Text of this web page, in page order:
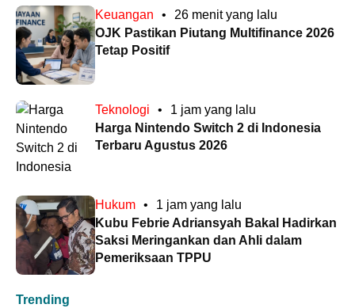
Keuangan •
26 menit yang lalu
OJK Pastikan Piutang Multifinance 2026
Tetap Positif
Teknologi •
1 jam yang lalu
Harga Nintendo Switch 2 di Indonesia
Terbaru Agustus 2026
Hukum •
1 jam yang lalu
Kubu Febrie Adriansyah Bakal Hadirkan
Saksi Meringankan dan Ahli dalam
Pemeriksaan TPPU
Trending